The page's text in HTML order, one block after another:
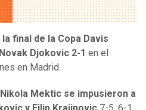
final de la Copa Davis
Djokovic 2-1 en el
en Madrid.
Mektic se impusieron a